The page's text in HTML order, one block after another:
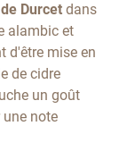
Durcet dans
alambic et
d'être mise en
de cidre
un goût
note